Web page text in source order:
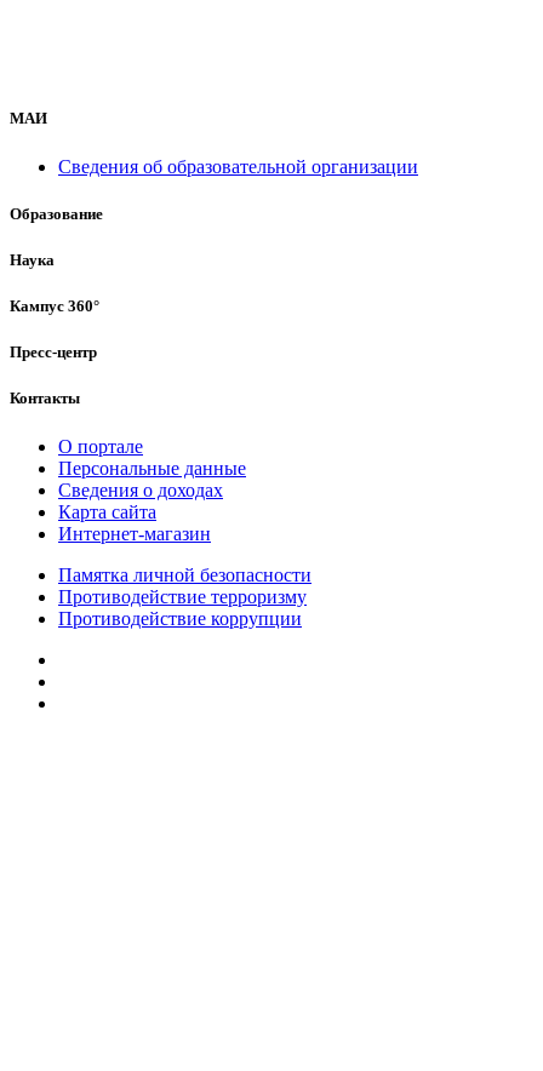
МАИ
Сведения об образовательной организации
Образование
Наука
Кампус 360°
Пресс-центр
Контакты
О портале
Персональные данные
Сведения о доходах
Карта сайта
Интернет-магазин
Памятка личной безопасности
Противодействие терроризму
Противодействие коррупции